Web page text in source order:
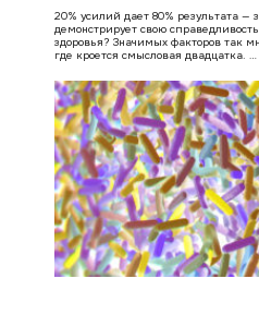
20% усилий дает 80% результата —
демонстрирует свою
здоровья? Значимых факторов так
где кроется смысловая двадцатка. …